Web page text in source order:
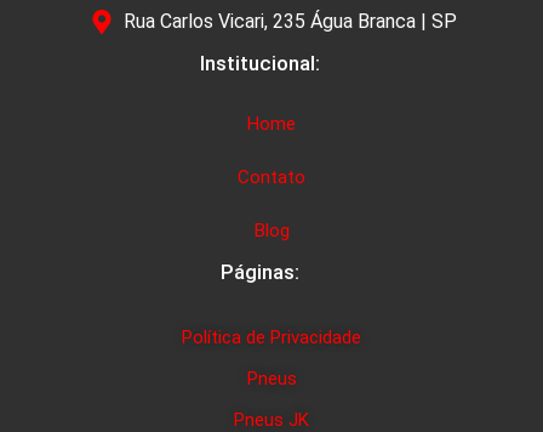
Rua Carlos Vicari, 235 Água Branca | SP
Institucional:
Home
Contato
Blog
Páginas:
Política de Privacidade
Pneus
Pneus JK